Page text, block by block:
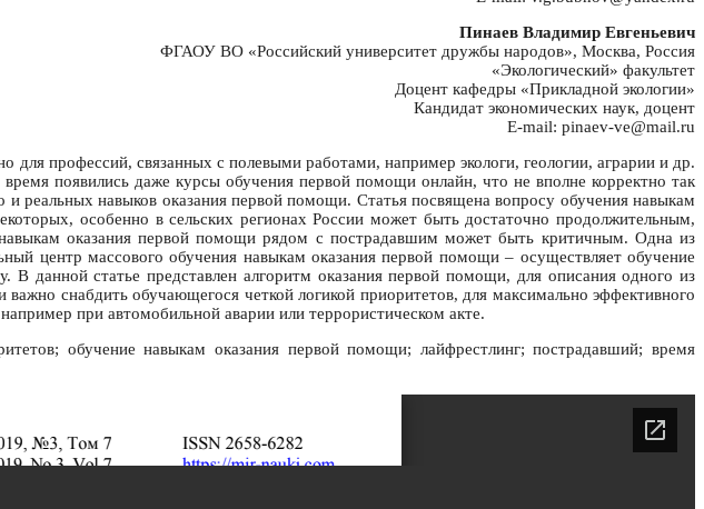
Пинаев Владимир Евгеньевич
ФГАОУ ВО «Российский университет дружбы народов», Москва, Россия
«Экологический» факультет
Доцент кафедры «Прикладной экологии»
Кандидат экономических наук, доцент
E-mail: pinaev-ve@mail.ru
профессий, связанных с полевыми работами, например экологи, геологии, аграрии и др.
появились даже курсы обучения первой помощи онлайн, что не вполне корректно так
реальных навыков оказания первой помощи. Статья посвящена вопросу обучения навыкам
особенно в сельских регионах России может быть достаточно продолжительным,
оказания первой помощи рядом с пострадавшим может быть критичным. Одна из
центр массового обучения навыкам оказания первой помощи – осуществляет обучение
данной статье представлен алгоритм оказания первой помощи, для описания одного из
снабдить обучающегося четкой логикой приоритетов, для максимально эффективного
при автомобильной аварии или террористическом акте.
обучение навыкам оказания первой помощи; лайфрестлинг; пострадавший; время